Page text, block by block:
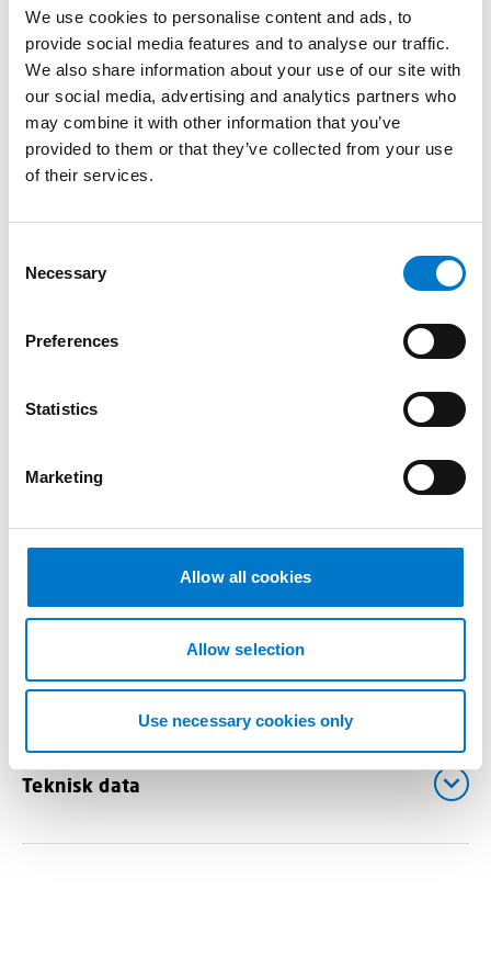
We use cookies to personalise content and ads, to
provide social media features and to analyse our traffic.
We also share information about your use of our site with
our social media, advertising and analytics partners who
may combine it with other information that you’ve
provided to them or that they’ve collected from your use
of their services.
Necessary
Preferences
Statistics
Marketing
Allow all cookies
Allow selection
Use necessary cookies only
Produktinformation
Beskrivning
den flera möjligheter till montage där utrymmet är
Lampan finns i en singel-version med drivare och i en
Fördelar
Teknisk data